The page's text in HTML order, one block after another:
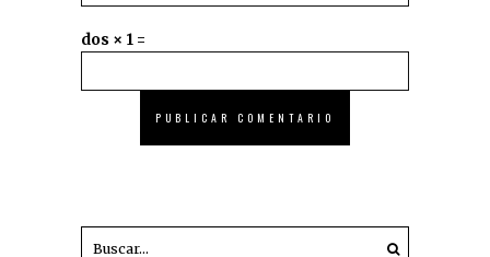
dos × 1 =